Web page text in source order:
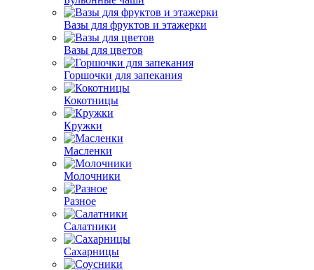
Вазы для фруктов и этажерки
Вазы для цветов
Горшочки для запекания
Кокотницы
Кружки
Масленки
Молочники
Разное
Салатники
Сахарницы